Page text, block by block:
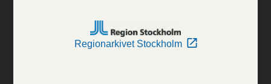
Regionarkivet Stockholm